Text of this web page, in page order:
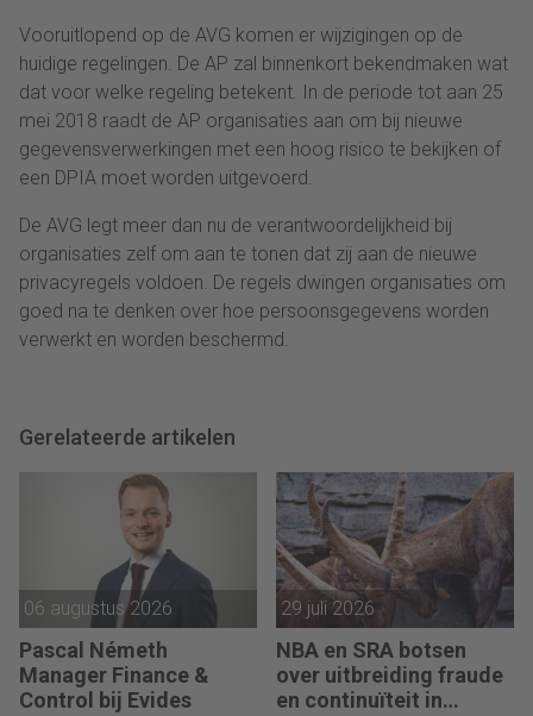
Vooruitlopend op de AVG komen er wijzigingen op de
huidige regelingen. De AP zal binnenkort bekendmaken wat
dat voor welke regeling betekent. In de periode tot aan 25
mei 2018 raadt de AP organisaties aan om bij nieuwe
gegevensverwerkingen met een hoog risico te bekijken of
een DPIA moet worden uitgevoerd.
De AVG legt meer dan nu de verantwoordelijkheid bij
organisaties zelf om aan te tonen dat zij aan de nieuwe
privacyregels voldoen. De regels dwingen organisaties om
goed na te denken over hoe persoonsgegevens worden
verwerkt en worden beschermd.
Gerelateerde artikelen
06 augustus 2026
Pascal Németh
Manager Finance &
Control bij Evides
29 juli 2026
NBA en SRA botsen
over uitbreiding fraude
en continuïteit in